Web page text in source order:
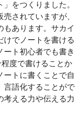
をつくりました。
されていますが、
もあります。サカイ
けでノートを書ける
ート初心者でも書き
度で書けることか
ートに書くことで自
言語化することがで
考える力や伝える力